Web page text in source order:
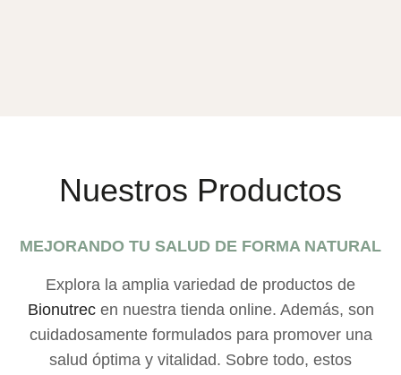
Nuestros Productos
MEJORANDO TU SALUD DE FORMA NATURAL
Explora la amplia variedad de productos de
Bionutrecen nuestra tienda online. Además, son
cuidadosamente formulados para promover una
salud óptima y vitalidad. Sobre todo, estos